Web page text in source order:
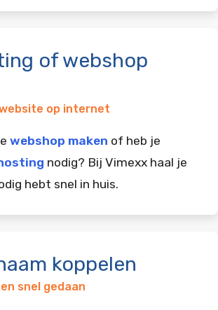
of webshop
op internet
webshop maken of heb je
nodig? Bij Vimexx haal je
hebt snel in huis.
koppelen
snel gedaan